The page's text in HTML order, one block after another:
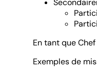
En tant que
Exemples de